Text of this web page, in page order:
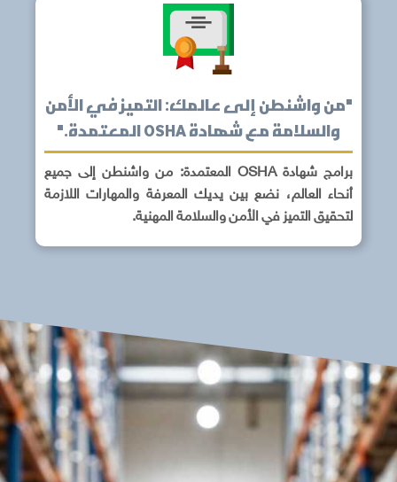
"من واشنطن إلى عالمك: التميز في الأمن
والسلامة مع شهادة OSHA المعتمدة."
برامج شهادة OSHA المعتمدة: من واشنطن إلى جميع
أنحاء العالم، نضع بين يديك المعرفة والمهارات اللازمة
لتحقيق التميز في الأمن والسلامة المهنية.